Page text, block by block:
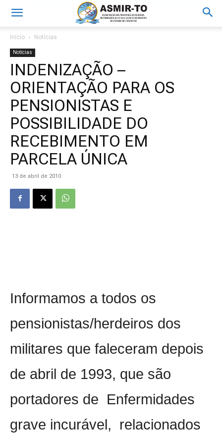
Início Notícias
Notícias
INDENIZAÇÃO –
ORIENTAÇÃO PARA OS
PENSIONISTAS E
POSSIBILIDADE DO
RECEBIMENTO EM
PARCELA ÚNICA
13 de abril de 2010
Informamos a todos os
pensionistas/herdeiros dos
militares que faleceram depois
de abril de 1993, que são
portadores de Enfermidades
grave incurável,
relacionados